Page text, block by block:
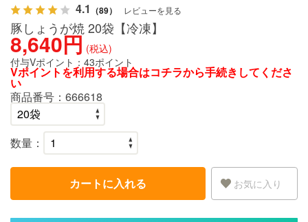
4.1 （89） レビューを見る
豚しょうが焼 20袋【冷凍】
8,640円 (税込)
付与Vポイント： 43ポイント
Vポイントを利用する場合はコチラから手続きしてくださ
い
商品番号： 666618
数量：
カートに入れる お気に入り